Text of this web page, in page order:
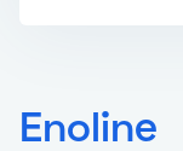
Enoline